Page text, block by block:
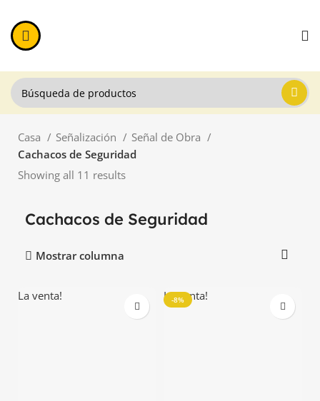
Casa Señalización
Señal de Obra
Cachacos de Seguridad
Showing all 11 results
Cachacos de Seguridad
Mostrar columna
La venta! -8%
La venta!